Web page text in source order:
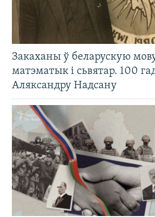
Закаханы ў беларускую
матэматык і сьвятар. 100
Аляксандру Надсану